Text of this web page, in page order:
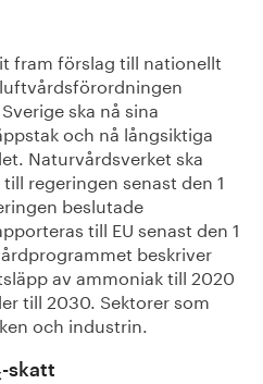
fram förslag till nationellt
ska nå sina
och nå långsiktiga
Naturvårdsverket ska
regeringen senast den 1
beslutade
till EU senast den 1
beskriver
av ammoniak till 2020
till 2030. Sektorer som
och industrin.
-skatt